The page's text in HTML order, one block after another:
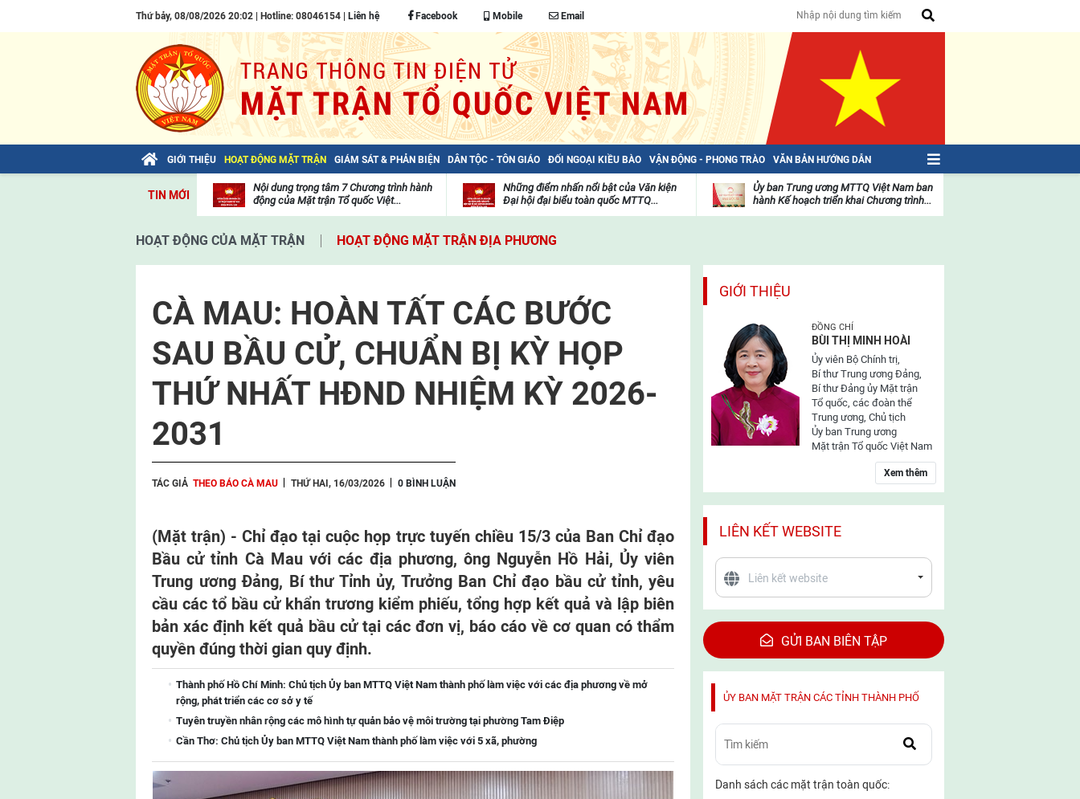
Thứ bảy, 08/08/2026 20:02 | Hotline: 08046154 | Liên hệ Facebook Mobile Email
GIỚI THIỆU HOẠT ĐỘNG MẶT TRẬN GIÁM SÁT & PHẢN BIỆN DÂN TỘC - TÔN GIÁO ĐỐI NGOẠI KIỀU BÀO VẬN ĐỘNG - PHONG TRÀO VĂN BẢN HƯỚNG DẪN
TIN MỚI
Bài viết của Tổng Bí thư Tô Lâm: TIẾN
viện
Nội dung trọng tâm 7 Chương trình hành
động của Mặt trận Tổ quốc Việt...
viện
Những điểm nhấn nổi bật của Văn kiện
Đại hội đại biểu toàn quốc MTTQ...
mặt
trận
Ủy ban Trung ương MTTQ Việt Nam ban
hành Kế hoạch triển khai Chương trình...
HOẠT ĐỘNG CỦA MẶT TRẬN HOẠT ĐỘNG MẶT TRẬN ĐỊA PHƯƠNG
CÀ MAU: HOÀN TẤT CÁC BƯỚC
SAU BẦU CỬ, CHUẨN BỊ KỲ HỌP
THỨ NHẤT HĐND NHIỆM KỲ 2026-
2031
TÁC GIẢ THEO BÁO CÀ MAU THỨ HAI, 16/03/2026 0 BÌNH LUẬN
(Mặt trận) - Chỉ đạo tại cuộc họp trực tuyến chiều 15/3 của Ban Chỉ đạo
Bầu cử tỉnh Cà Mau với các địa phương, ông Nguyễn Hồ Hải, Ủy viên
Trung ương Đảng, Bí thư Tỉnh ủy, Trưởng Ban Chỉ đạo bầu cử tỉnh, yêu
cầu các tổ bầu cử khẩn trương kiểm phiếu, tổng hợp kết quả và lập biên
bản xác định kết quả bầu cử tại các đơn vị, báo cáo về cơ quan có thẩm
quyền đúng thời gian quy định.
Thành phố Hồ Chí Minh: Chủ tịch Ủy ban MTTQ Việt Nam thành phố làm việc với các địa phương về mở
rộng, phát triển các cơ sở y tế
Tuyên truyền nhân rộng các mô hình tự quản bảo vệ môi trường tại phường Tam Điệp
Cần Thơ: Chủ tịch Ủy ban MTTQ Việt Nam thành phố làm việc với 5 xã, phường
GIỚI THIỆU
ĐỒNG CHÍ
BÙI THỊ MINH HOÀI
Ủy viên Bộ Chính trị,
Bí thư Trung ương Đảng,
Bí thư Đảng ủy Mặt trận
Tổ quốc, các đoàn thể
Trung ương, Chủ tịch
Ủy ban Trung ương
Mặt trận Tổ quốc Việt Nam
Xem thêm
LIÊN KẾT WEBSITE
GỬI BAN BIÊN TẬP
ỦY BAN MẶT TRẬN CÁC TỈNH THÀNH PHỐ
Danh sách các mặt trận toàn quốc: